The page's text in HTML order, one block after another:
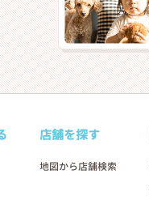
店舗を探す
地図から店舗検索